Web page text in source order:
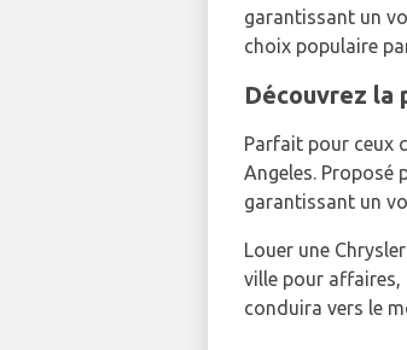
garantissant un
choix populaire
Découvrez la
Parfait pour ceux
Angeles. Proposé
garantissant un
Louer une
ville pour affaires,
conduira vers le